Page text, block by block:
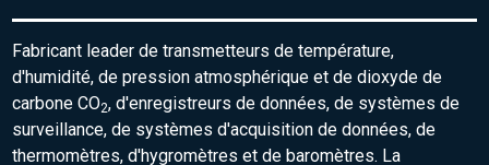
Fabricant leader de transmetteurs de température,
d'humidité, de pression atmosphérique et de dioxyde de
carbone CO2, d'enregistreurs de données, de systèmes de
surveillance, de systèmes d'acquisition de données, de
thermomètres, d'hygromètres et de baromètres. La